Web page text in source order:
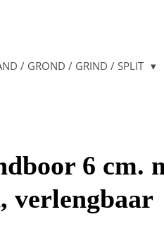
/ GROND / GRIND / SPLIT
6 cm.
verlengbaar